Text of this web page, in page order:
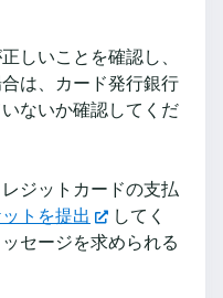
しいことを確認し、
は、カード発行銀行
ないか確認してくだ
ジットカードの支払
トを提出
してく
セージを求められる